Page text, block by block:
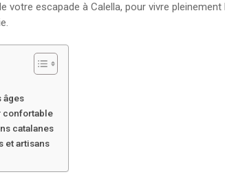
escapade à Calella, pour vivre
âges
confortable
catalanes
et artisans